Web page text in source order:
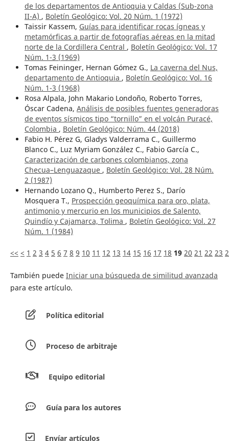
de los departamentos de Antioquia y Caldas (Sub-zona
II-A) , Boletín Geológico: Vol. 20 Núm. 1 (1972)
Taissir Kassem, Guías para identificar rocas ígneas y
metamórficas a partir de fotografías aéreas en la mitad
norte de la Cordillera Central , Boletín Geológico: Vol. 17
Núm. 1-3 (1969)
Tomas Feininger, Hernan Gómez G., La caverna del Nus,
departamento de Antioquia , Boletín Geológico: Vol. 16
Núm. 1-3 (1968)
Rosa Alpala, John Makario Londoño, Roberto Torres,
Óscar Cadena, Análisis de posibles fuentes generadoras
de eventos sísmicos tipo “tornillo” en el volcán Puracé,
Colombia , Boletín Geológico: Núm. 44 (2018)
Fabio H. Pérez G, Gladys Valderrama C., Guillermo
Blanco C., Luz Myriam González C., Fabio García C.,
Caracterización de carbones colombianos, zona
Checua–Lenguazaque , Boletín Geológico: Vol. 28 Núm.
2 (1987)
Hernando Lozano Q., Humberto Perez S., Darío
Mosquera T., Prospección geoquímica para oro, plata,
antimonio y mercurio en los municipios de Salento,
Quindío y Cajamarca, Tolima , Boletín Geológico: Vol. 27
Núm. 1 (1984)
<< < 1 2 3 4 5 6 7 8 9 10 11 12 13 14 15 16 17 18 19 20 21 22 23
También puede Iniciar una búsqueda de similitud avanzada
para este artículo.
Política editorial
Proceso de arbitraje
Equipo editorial
Guía para los autores
Envíar artículos